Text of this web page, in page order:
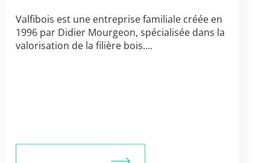
Valfibois est une entreprise familiale créée en
1996 par Didier Mourgeon, spécialisée dans la
valorisation de la filière bois....